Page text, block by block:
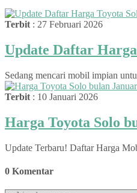
Terbit : 27 Februari 2026
Update Daftar
Sedang mencari mobil impian
Terbit : 10 Januari 2026
Harga Toyota Solo
Update Terbaru! Daftar Harga
0 Komentar